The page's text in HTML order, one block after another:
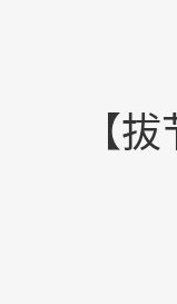
【